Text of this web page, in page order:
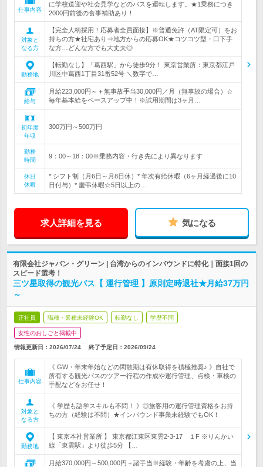
仕事内容
に学校送迎や社会見学などのバスを運転します。★1乗務につき
2000円前後の食事補助あり！
対象と
なる方
【完全人柄採用！応募者全員面接】※普通免許（AT限定可）をお
持ちの方★社宅あり⇒地方からの応募OK★コツコツ型・口下手
な方…どんな方でも大丈夫◎
勤務地
【転勤なし】「葛西駅」から徒歩9分！ 東京営業所：東京都江戸
川区中葛西1丁目31番52号 ＼数字で…
給与
月給223,000円～＋無事故手当30,000円／月（無事故の場合）☆
毎年基本給をベースアップ中！※試用期間は3ヶ月…
初年度
年収
300万円～500万円
勤務
時間
9：00～18：00※乗務内容・行き先により異なります
休日
休暇
* シフト制（月6日～月8日休）* 年次有給休暇（6ヶ月経過後に10
日付与）* 慶弔休暇☆5日以上の…
求人詳細を見る 気になる
有限会社ジャパン・グリーン | 台湾からのインバウンドに特化｜面接1回の
スピード選考！
三ツ星取得の観光バス【 運行管理 】原則定時退社★月給37万円
～
正社員 職種・業種未経験OK 転勤なし 学歴不問
女性のおしごと掲載中
情報更新日：2026/07/24 終了予定日： 2026/09/24
仕事内容
《 GW・年末年始などの閑散期は有休取得を積極推奨♪ 》自社で
所有する観光バスのツアー行程の作成や運行管理、点検・車検の
手配などをお任せ！
対象と
なる方
《 学歴も語学スキルも不問！ 》◎旅客用の運行管理資格をお持
ちの方（経験は不問）★インバウンド事業未経験でもOK！
勤務地
【 東京本社営業所 】 東京都江東区東雲2-3-17 １F ※りんかい
線「東雲駅」より徒歩5分 【…
月給370,000円～500,000円＋諸手当※経験・年齢を考慮の上、当